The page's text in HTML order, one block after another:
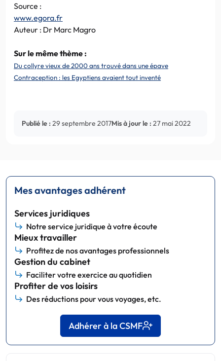
Source :
www.egora.fr
Auteur : Dr Marc Magro
Sur le même thème :
Du collyre vieux de 2000 ans trouvé dans une épave
Contraception : les Egyptiens avaient tout inventé
Publié le : 29 septembre 2017Mis à jour le : 27 mai 2022
Mes avantages adhérent
Services juridiques
Notre service juridique à votre écoute
Mieux travailler
Profitez de nos avantages professionnels
Gestion du cabinet
Faciliter votre exercice au quotidien
Profiter de vos loisirs
Des réductions pour vous voyages, etc.
Adhérer à la CSMF